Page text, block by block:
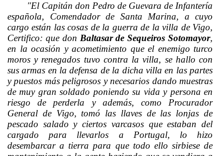
"El Capitán don Pedro de Guevara de Infantería
española, Comendador de Santa Marina, a cuyo
cargo están las cosas de la guerra de la villa de Vigo,
Certifico: que don Baltasar de Sequeiros Sotomayor,
en la ocasión y acometimiento que el enemigo turco
moros y renegados tuvo contra la villa, se hallo con
sus armas en la defensa de la dicha villa en las partes
y puestos más peligrosos y necesarios dando muestras
de muy gran soldado poniendo su vida y persona en
riesgo de perderla y además, como Procurador
General de Vigo, tomó las llaves de las lonjas de
pescado salado y ciertos varcasos que estaban del
cargado para llevarlos a Portugal, lo hizo
desembarcar a tierra para que todo ello sirbiese de